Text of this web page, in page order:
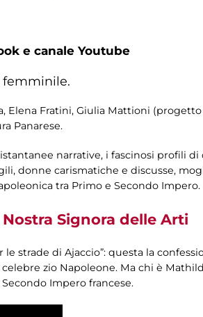
e canale Youtube
femminile.
Elena Fratini, Giulia Mattioni
Panarese.
narrative, i fascinosi profili
donne carismatiche e discusse,
tra Primo e Secondo Impero.
Signora delle Arti
strade di Ajaccio”: questa la
zio Napoleone. Ma chi è
Impero francese.